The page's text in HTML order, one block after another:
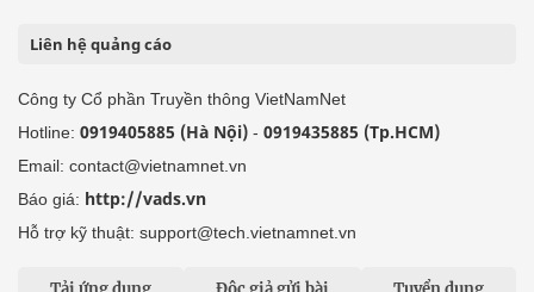
Liên hệ quảng cáo
Công ty Cổ phần Truyền thông VietNamNet
Hotline: 0919405885 (Hà Nội) - 0919435885 (Tp.HCM)
Email: contact@vietnamnet.vn
Báo giá: http://vads.vn
Hỗ trợ kỹ thuật: support@tech.vietnamnet.vn